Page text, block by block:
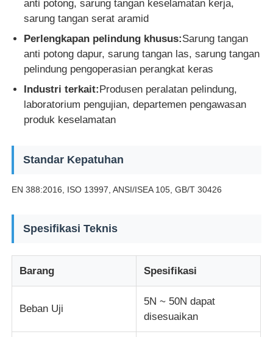
Peralatan pengujian perekat
mesin uji kain
Pengontrol Suhu Dan Kelembapan
anti potong, sarung tangan keselamatan kerja,
sarung tangan serat aramid
Perlengkapan pelindung khusus:Sarung tangan
anti potong dapur, sarung tangan las, sarung tangan
pelindung pengoperasian perangkat keras
Industri terkait:Produsen peralatan pelindung,
laboratorium pengujian, departemen pengawasan
produk keselamatan
Standar Kepatuhan
EN 388:2016, ISO 13997, ANSI/ISEA 105, GB/T 30426
Spesifikasi Teknis
Barang Spesifikasi
Beban Uji
5N ~ 50N dapat
disesuaikan